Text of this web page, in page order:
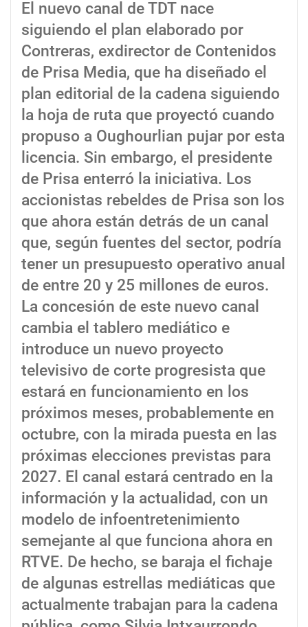
El nuevo canal de TDT nace
siguiendo el plan elaborado por
Contreras, exdirector de Contenidos
de Prisa Media, que ha diseñado el
plan editorial de la cadena siguiendo
la hoja de ruta que proyectó cuando
propuso a Oughourlian pujar por esta
licencia. Sin embargo, el presidente
de Prisa enterró la iniciativa. Los
accionistas rebeldes de Prisa son los
que ahora están detrás de un canal
que, según fuentes del sector, podría
tener un presupuesto operativo anual
de entre 20 y 25 millones de euros.
La concesión de este nuevo canal
cambia el tablero mediático e
introduce un nuevo proyecto
televisivo de corte progresista que
estará en funcionamiento en los
próximos meses, probablemente en
octubre, con la mirada puesta en las
próximas elecciones previstas para
2027. El canal estará centrado en la
información y la actualidad, con un
modelo de infoentretenimiento
semejante al que funciona ahora en
RTVE. De hecho, se baraja el fichaje
de algunas estrellas mediáticas que
actualmente trabajan para la cadena